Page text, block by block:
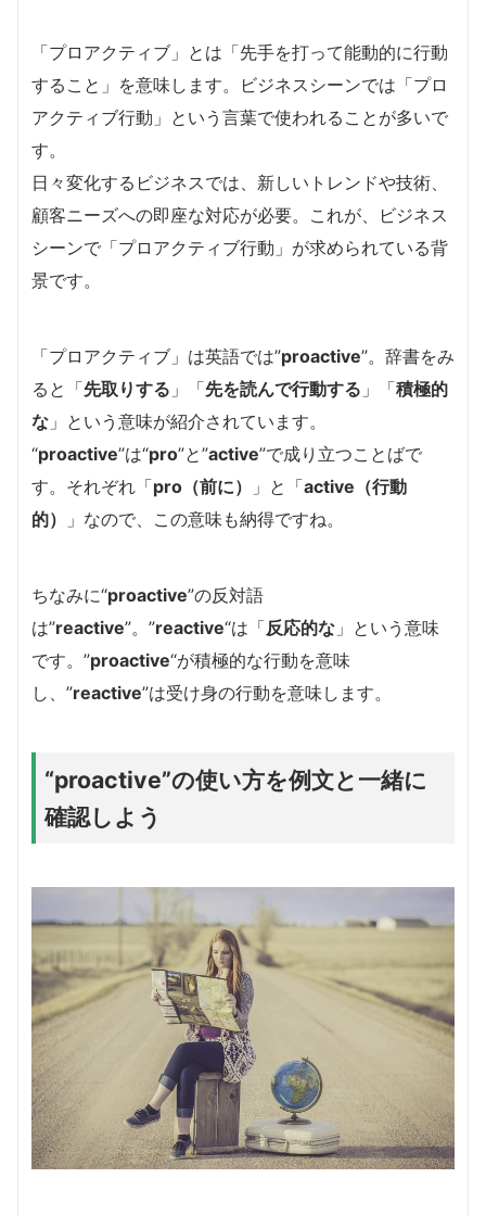
「プロアクティブ」とは「先手を打って能動的に行動
すること」を意味します。ビジネスシーンでは「プロ
アクティブ行動」という言葉で使われることが多いで
す。
日々変化するビジネスでは、新しいトレンドや技術、
顧客ニーズへの即座な対応が必要。これが、ビジネス
シーンで「プロアクティブ行動」が求められている背
景です。
「プロアクティブ」は英語では”proactive”。辞書をみ
ると「先取りする 」「先を読んで行動する 」「積極的
な 」という意味が紹介されています。
“proactive”は“pro”と”active”で成り立つことばで
す。それぞれ「pro（前に） 」と「active（行動
的）
」なので、この意味も納得ですね。
ちなみに“proactive”の反対語
は”reactive”。”reactive“は「反応的な 」という意味
です。”proactive“が積極的な行動を意味
し、”reactive”は受け身の行動を意味します。
“proactive”の使い方を例文と一緒に
確認しよう